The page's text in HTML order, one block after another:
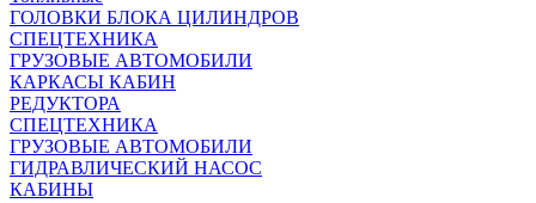
ГОЛОВКИ БЛОКА ЦИЛИНДРОВ
СПЕЦТЕХНИКА
ГРУЗОВЫЕ АВТОМОБИЛИ
КАРКАСЫ КАБИН
РЕДУКТОРА
СПЕЦТЕХНИКА
ГРУЗОВЫЕ АВТОМОБИЛИ
ГИДРАВЛИЧЕСКИЙ НАСОС
КАБИНЫ